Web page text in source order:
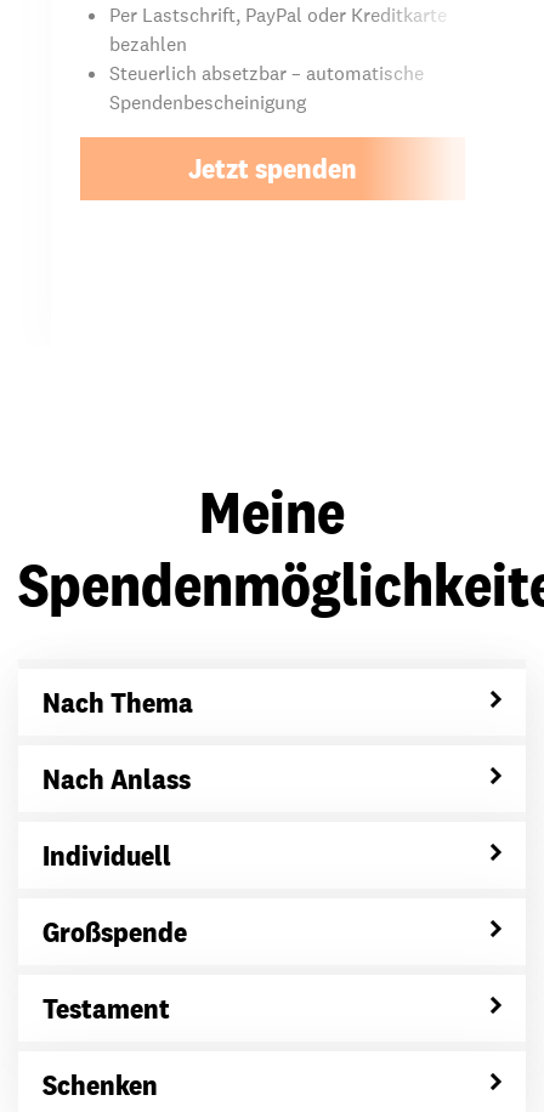
Per Lastschrift, PayPal oder Kreditkarte
bezahlen
Steuerlich absetzbar – automatische
Spendenbescheinigung
Jetzt spenden
Meine
Nach Thema
Nach Anlass
Individuell
Großspende
Testament
Schenken